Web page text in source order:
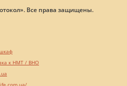
Все права защищены.
к НМТ / ВНО